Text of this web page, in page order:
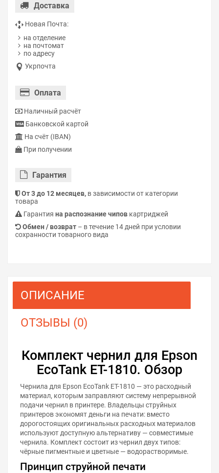
Доставка
Новая Почта:
на отделение
на почтомат
по адресу
Укрпочта
Оплата
Наличный расчёт
Банковской картой
На счёт (IBAN)
При получении
Гарантия
От 3 до 12 месяцев, в зависимости от категории
товара
Гарантия на распознание чипов картриджей
Обмен / возврат – в течение 14 дней при условии
сохранности товарного вида
ОПИСАНИЕ
ОТЗЫВЫ (0)
Комплект чернил для Epson
EcoTank ET-1810. Обзор
Чернила для Epson EcoTank ET-1810 — это расходный
материал, которым заправляют систему непрерывной
подачи чернил в принтере. Владельцы струйных
принтеров экономят деньги на печати: вместо
дорогостоящих оригинальных расходных материалов
используют доступную альтернативу — совместимые
чернила. Комплект состоит из чернил двух типов:
чёрные пигментные и цветные — водорастворимые.
Принцип струйной печати